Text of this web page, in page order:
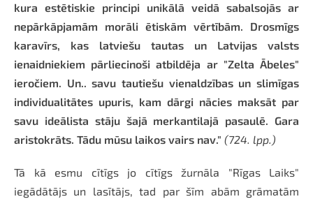
kura estētiskie principi unikālā veidā sabalsojās ar
nepārkāpjamām morāli ētiskām vērtībām. Drosmīgs
karavīrs, kas latviešu tautas un Latvijas valsts
ienaidniekiem pārliecinoši atbildēja ar "Zelta Ābeles"
ieročiem. Un.. savu tautiešu vienaldzības un slimīgas
individualitātes upuris, kam dārgi nācies maksāt par
savu ideālista stāju šajā merkantilajā pasaulē. Gara
aristokrāts. Tādu mūsu laikos vairs nav." (724. lpp.)
Tā kā esmu cītīgs jo cītīgs žurnāla "Rīgas Laiks"
iegādātājs un lasītājs, tad par šīm abām grāmatām